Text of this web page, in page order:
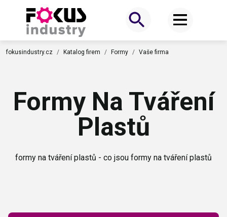
fokusindustry.cz Katalog firem Formy Vaše firma
Formy Na Tváření
Plastů
formy na tváření plastů - co jsou formy na tváření plastů